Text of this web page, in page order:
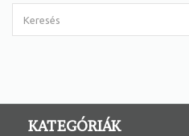
KATEGÓRIÁK